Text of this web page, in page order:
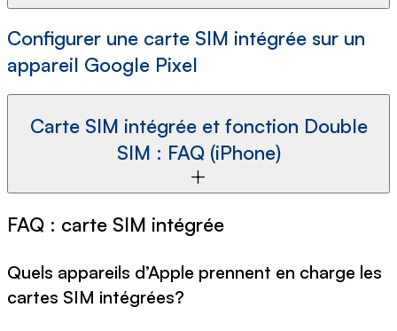
Configurer une carte SIM intégrée sur un
appareil Google Pixel
Carte SIM intégrée et fonction Double
SIM : FAQ (iPhone)
FAQ : carte SIM intégrée
Quels appareils d’Apple prennent en charge les
cartes SIM intégrées?